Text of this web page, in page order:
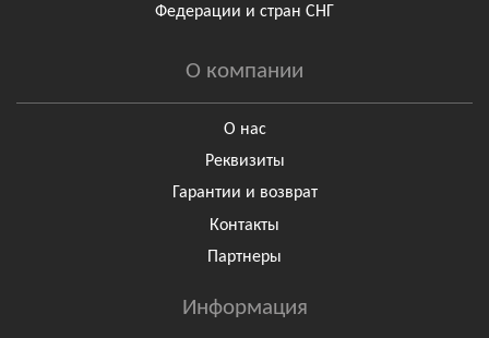
Федерации и стран СНГ
О компании
О нас
Реквизиты
Гарантии и возврат
Контакты
Партнеры
Информация